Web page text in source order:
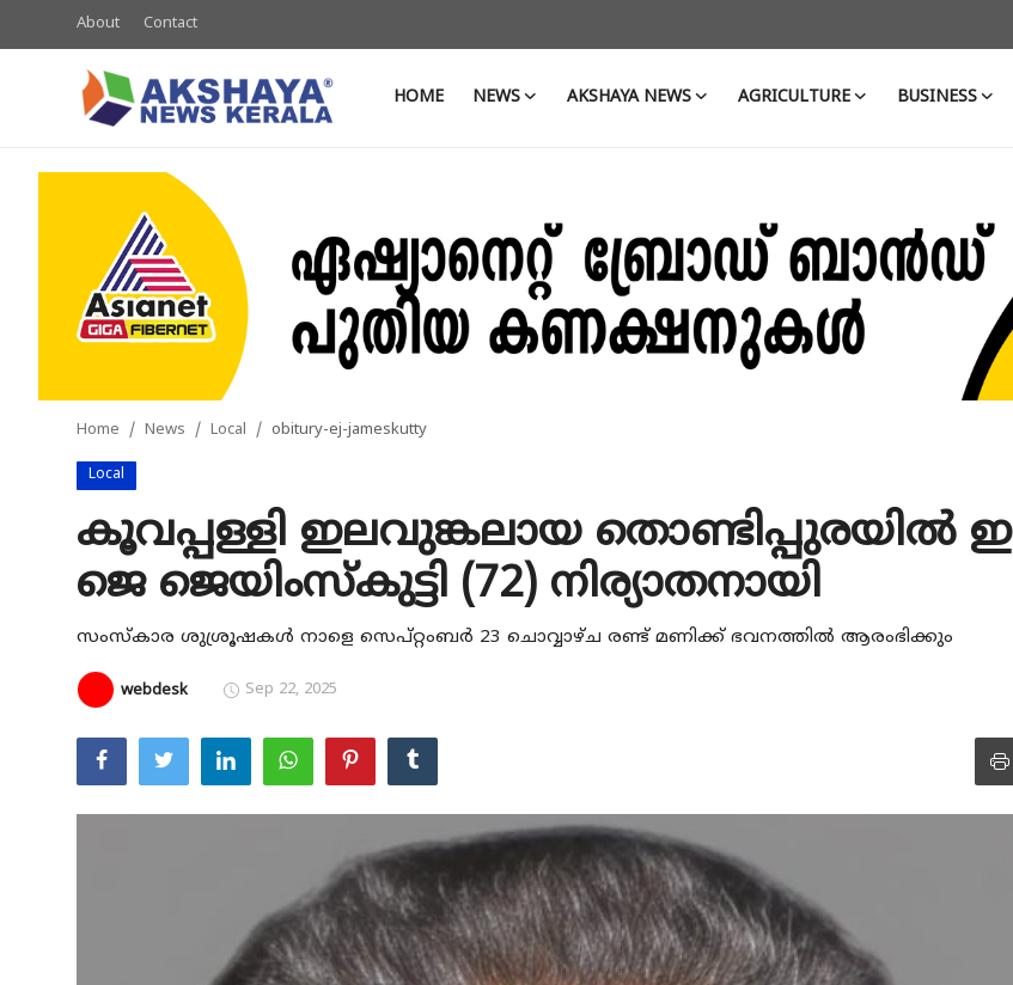
About Contact
HOME NEWS AKSHAYA NEWS AGRICULTURE BUSINESS
Business
Classifieds
Education
Entertainment
Health
Home News Local obitury-ej-jameskutty
Local
കൂവപ്പള്ളി ഇലവുങ്കലായ തൊണ്ടിപ്പുരയിൽ ഇ
ജെ ജെയിംസ്കുട്ടി (72) നിര്യാതനായി
സംസ്കാര ശുശ്രൂഷകൾ നാളെ സെപ്റ്റംബർ 23 ചൊവ്വാഴ്ച രണ്ട് മണിക്ക് ഭവനത്തിൽ ആരംഭിക്കും
webdesk Sep 22, 2025